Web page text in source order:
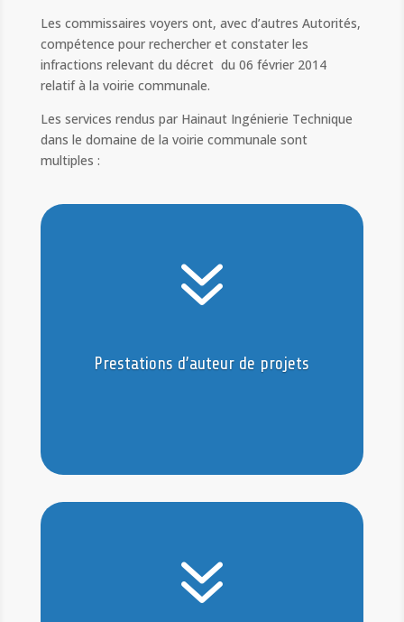
Les commissaires voyers ont, avec d’autres Autorités,
compétence pour rechercher et constater les
infractions relevant du décret du 06 février 2014
relatif à la voirie communale.
Les services rendus par Hainaut Ingénierie Technique
dans le domaine de la voirie communale sont
multiples :
7
Prestations d’auteur de projets
7